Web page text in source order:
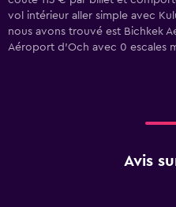
vol intérieur aller simple avec
nous avons trouvé est Bichkek
Aéroport d'Och avec 0 escales
Avis